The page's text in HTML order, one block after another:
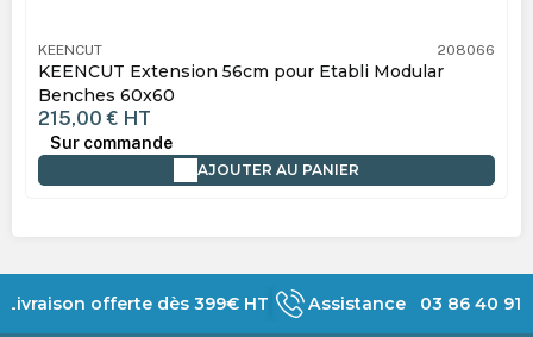
KEENCUT 208066
KEENCUT Extension 56cm pour Etabli Modular
Benches 60x60
215,00 € HT
Sur commande
AJOUTER AU PANIER
Livraison offerte dès 399€ HT Assistance 03 86 40 91